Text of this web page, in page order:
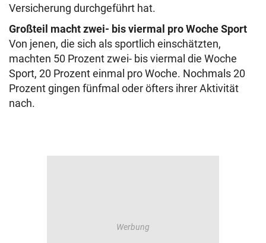
Versicherung durchgeführt hat.
Großteil macht zwei- bis viermal pro Woche Sport
Von jenen, die sich als sportlich einschätzten,
machten 50 Prozent zwei- bis viermal die Woche
Sport, 20 Prozent einmal pro Woche. Nochmals 20
Prozent gingen fünfmal oder öfters ihrer Aktivität
nach.